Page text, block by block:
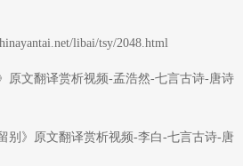
libai/tsy/2048.html
原文翻译赏析视频-孟浩然-七言古诗-唐诗
别》原文翻译赏析视频-李白-七言古诗-唐